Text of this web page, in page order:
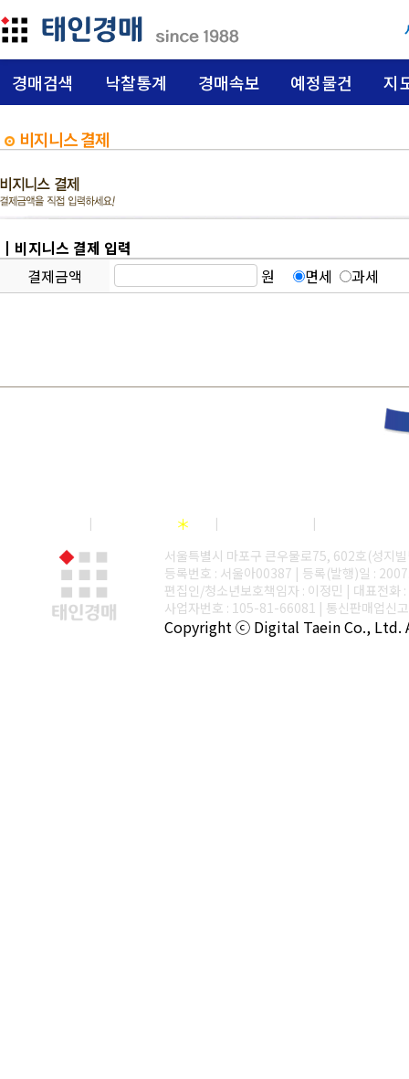
경매검색 낙찰통계 경매속보 예정물건 지
비지니스 결제
┃비지니스 결제 입력
결제금액
원 면세 과세
＊
서울특별시 마포구 큰우물로75, 602호(성지
등록번호 : 서울아00387 | 등록(발행)일 :
편집인/청소년보호책임자 : 이정민 | 대표전
사업자번호 : 105-81-66081 | 통신판매업
Copyright ⓒ Digital Taein Co., Ltd.